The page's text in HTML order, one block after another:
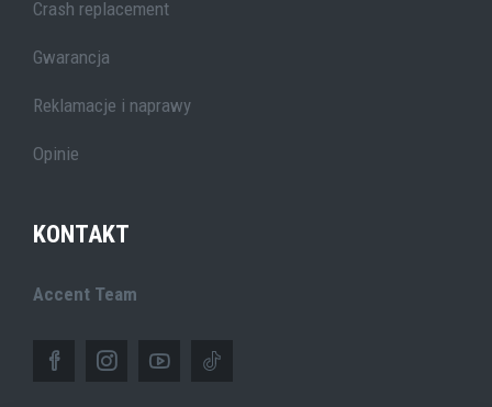
Crash replacement
Gwarancja
Reklamacje i naprawy
Opinie
KONTAKT
Accent Team